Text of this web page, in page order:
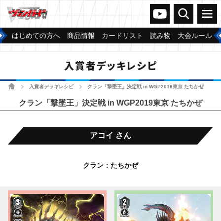
ヴァンガードch
検索 メニュー
はじめての方へ 商品情報 カードリスト 読み物 大会ルール
入賞者デッキレシピ
ホーム 入賞者デッキレシピ クラン「撃墜王」決定戦 in WGP2019東京 たちかぜ
クラン「撃墜王」決定戦 in WGP2019東京 たちかぜ
アコイ さん
クラン：たちかぜ